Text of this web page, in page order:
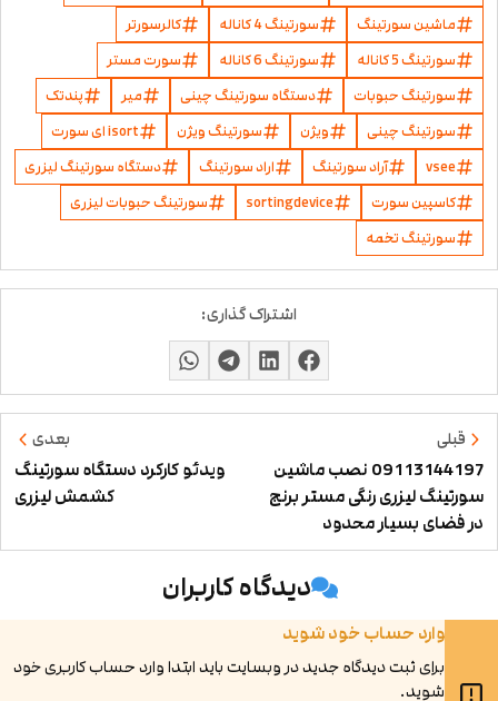
ماشین سورتینگ
سورتینگ 4 کاناله
کالرسورتر
سورتینگ 5 کاناله
سورتینگ 6 کاناله
سورت مستر
سورتینگ حبوبات
دستگاه سورتینگ چینی میر
پندتک
سورتینگ چینی
ویژن سورتینگ ویژن
isort ای سورت
vsee
آراد سورتینگ اراد سورتینگ
دستگاه سورتینگ لیزری
کاسپین سورت
sortingdevice
سورتینگ حبوبات لیزری
سورتینگ تخمه
اشتراک گذاری:
قبلی
09113144197 نصب ماشین
سورتینگ لیزری رنگی مستر برنج
در فضای بسیار محدود
بعدی
ویدئو کارکرد دستگاه سورتینگ
کشمش لیزری
دیدگاه کاربران
وارد حساب خود شوید
برای ثبت دیدگاه جدید در وبسایت باید ابتدا وارد حساب کاربری خود
شوید.